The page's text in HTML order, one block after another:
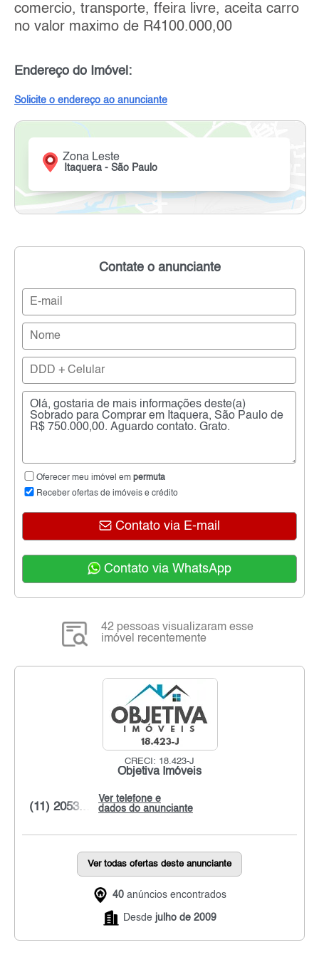
comercio, transporte, ffeira livre, aceita carro
no valor maximo de R4100.000,00
Endereço do Imóvel:
Solicite o endereço ao anunciante
Zona Leste
Itaquera - São Paulo
Contate o anunciante
Oferecer meu imóvel em permuta
Receber ofertas de imóveis e crédito
Contato via E-mail
Contato via WhatsApp
42 pessoas visualizaram esse
imóvel recentemente
CRECI: 18.423-J
Objetiva Imóveis
Ver telefone e
dados do anunciante
(11) 2053...
Ver todas ofertas deste anunciante
40 anúncios encontrados
Desde julho de 2009